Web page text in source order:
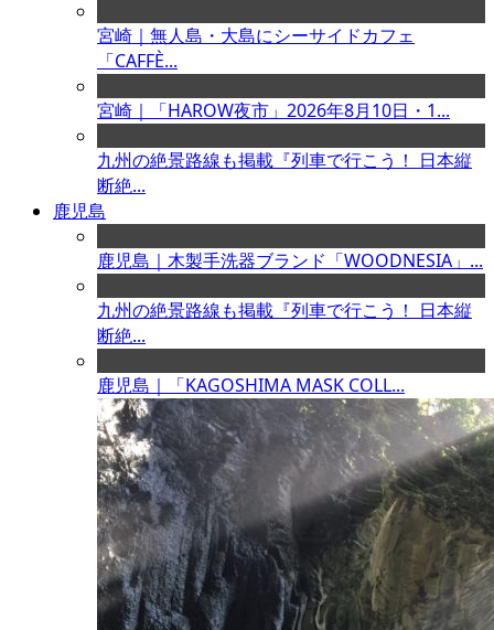
宮崎｜無人島・大島にシーサイドカフェ
「CAFFÈ...
宮崎｜「HAROW夜市」2026年8月10日・1...
九州の絶景路線も掲載『列車で行こう！ 日本縦
断絶...
鹿児島
鹿児島｜木製手洗器ブランド「WOODNESIA」...
九州の絶景路線も掲載『列車で行こう！ 日本縦
断絶...
鹿児島｜「KAGOSHIMA MASK COLL...